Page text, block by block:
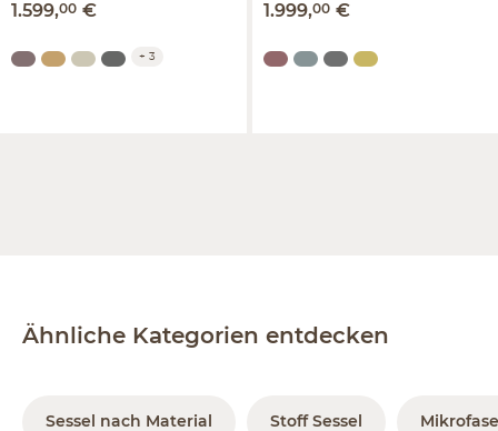
1.599,00 €
+ 3
1.999,00 €
Ähnliche Kategorien entdecken
Sessel nach Material Stoff Sessel